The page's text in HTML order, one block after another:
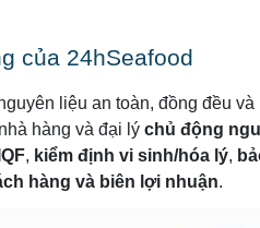
của 24hSeafood
liệu an toàn, đồng đều và
hàng và đại lý chủ động
, kiểm định vi sinh/hóa lý,
hàng và biên lợi nhuận.